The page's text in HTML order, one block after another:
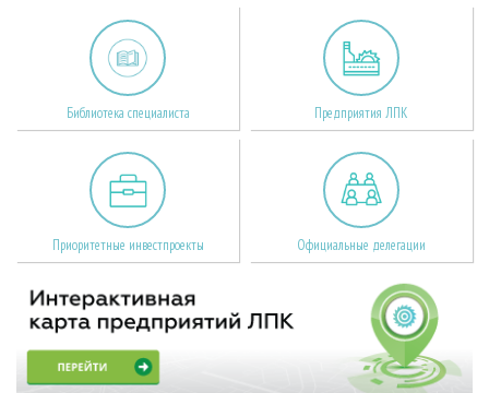
Библиотека специалиста Предприятия ЛПК
Приоритетные инвестпроекты Официальные делегации